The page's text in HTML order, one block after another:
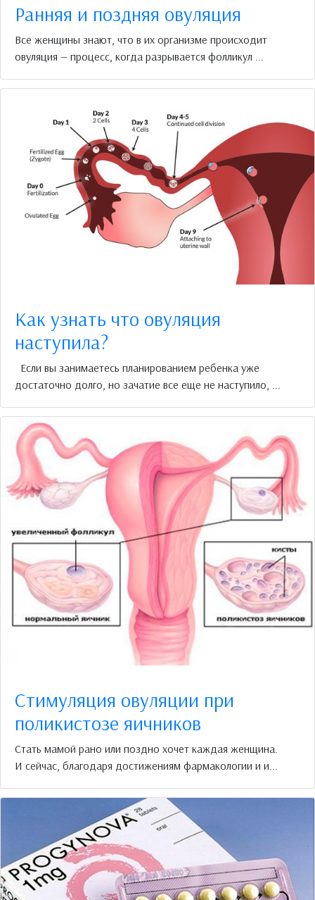
Ранняя и поздняя овуляция
Все женщины знают, что в их организме происходит
овуляция — процесс, когда разрывается фолликул ...
Как узнать что овуляция
наступила?
Если вы занимаетесь планированием ребенка уже
достаточно долго, но зачатие все еще не наступило, ...
Стимуляция овуляции при
поликистозе яичников
Стать мамой рано или поздно хочет каждая женщина.
И сейчас, благодаря достижениям фармакологии и и...